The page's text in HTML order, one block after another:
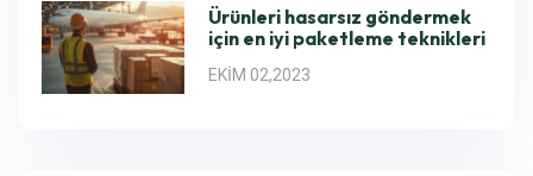
Ürünleri hasarsız göndermek
için en iyi paketleme teknikleri
EKIM 02,2023